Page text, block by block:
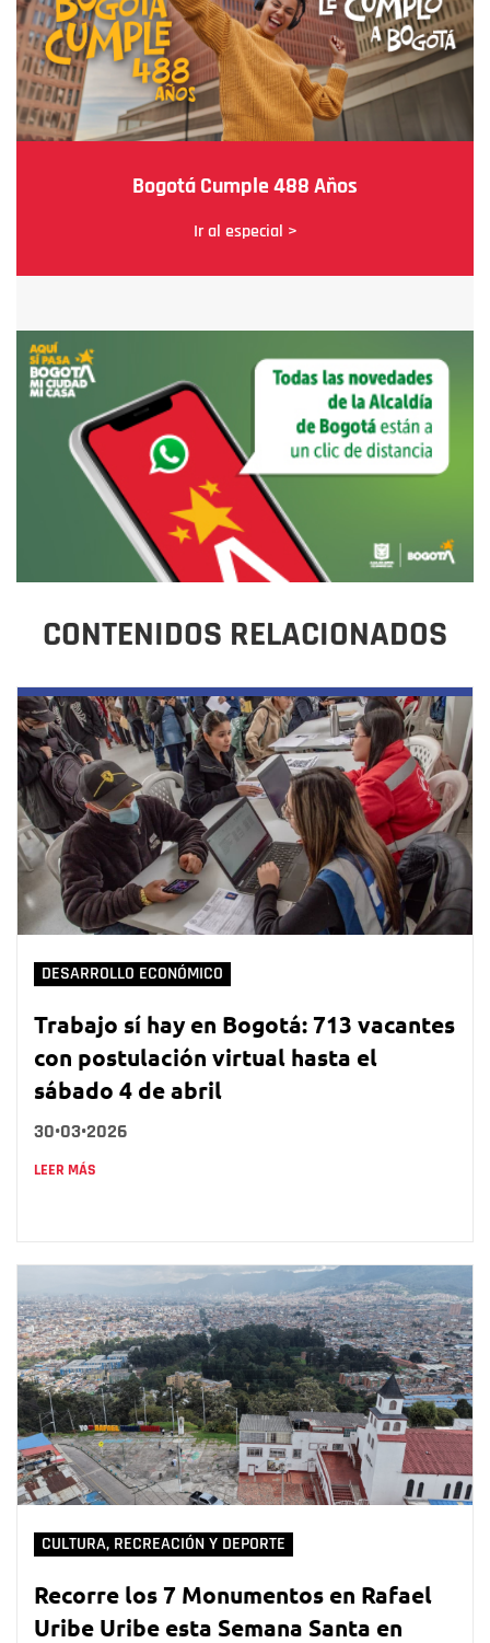
Bogotá Cumple 488 Años
Ir al especial >
CONTENIDOS RELACIONADOS
DESARROLLO ECONÓMICO
Trabajo sí hay en Bogotá: 713 vacantes
con postulación virtual hasta el
sábado 4 de abril
30•03•2026
LEER MÁS
CULTURA, RECREACIÓN Y DEPORTE
Recorre los 7 Monumentos en Rafael
Uribe Uribe esta Semana Santa en